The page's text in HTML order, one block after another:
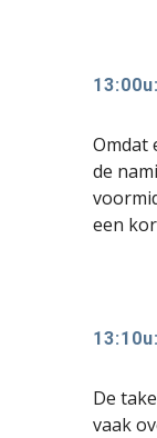
Omdat
de
een
De
vaak